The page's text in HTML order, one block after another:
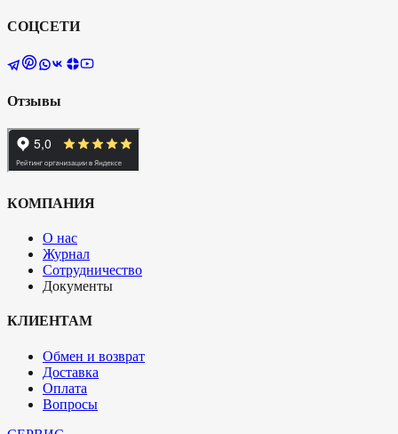
СОЦСЕТИ
Отзывы
КОМПАНИЯ
О нас
Журнал
Сотрудничество
Документы
КЛИЕНТАМ
Обмен и возврат
Доставка
Оплата
Вопросы